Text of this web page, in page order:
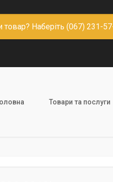
товар? Наберіть (067) 231-
Товари та послуги